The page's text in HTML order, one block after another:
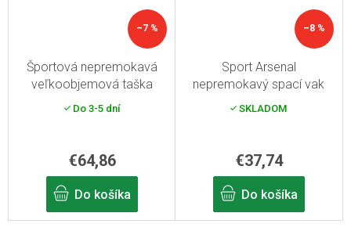
–7 %
Športová nepremokavá
veľkoobjemová taška
Arsenal Art. 312
Do 3-5 dní
€64,86
Do košíka
–8 %
Sport Arsenal
nepremokavý spací vak
Art. 313
SKLADOM
€37,74
Do košíka